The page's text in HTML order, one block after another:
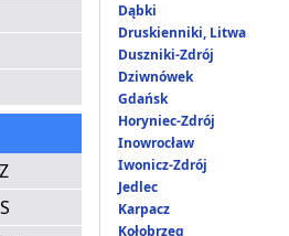
Dąbki
Druskienniki, Litwa
Duszniki-Zdrój
Dziwnówek
Gdańsk
Horyniec-Zdrój
Inowrocław
Iwonicz-Zdrój
Jedlec
Karpacz
Kołobrzeg